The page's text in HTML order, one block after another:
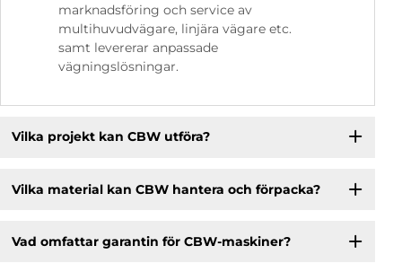
marknadsföring och service av
multihuvudvägare, linjära vägare etc.
samt levererar anpassade
vägningslösningar.
Vilka projekt kan CBW utföra?
Vilka material kan CBW hantera och förpacka?
Vad omfattar garantin för CBW-maskiner?